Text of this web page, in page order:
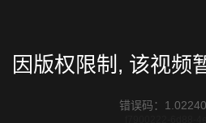
因版权限制, 该视频
错误码：